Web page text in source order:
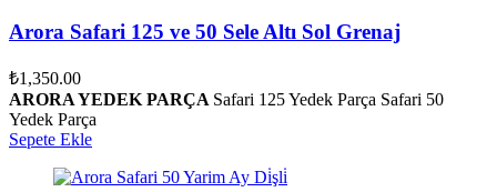
Arora Safari 125 ve 50 Sele Altı Sol Grenaj
₺1,350.00
ARORA YEDEK PARÇA Safari 125 Yedek Parça Safari 50
Yedek Parça
Sepete Ekle